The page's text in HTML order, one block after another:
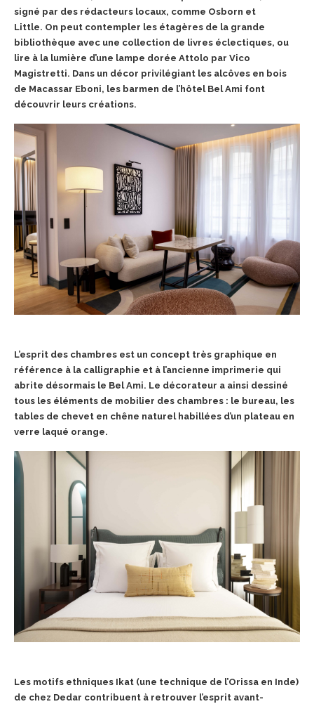
signé par des rédacteurs locaux, comme Osborn et
Little. On peut contempler les étagères de la grande
bibliothèque avec une collection de livres éclectiques, ou
lire à la lumière d’une lampe dorée Attolo par Vico
Magistretti. Dans un décor privilégiant les alcôves en bois
de Macassar Eboni, les barmen de l’hôtel Bel Ami font
découvrir leurs créations.
L’esprit des chambres est un concept très graphique en
référence à la calligraphie et à l’ancienne imprimerie qui
abrite désormais le Bel Ami. Le décorateur a ainsi dessiné
tous les éléments de mobilier des chambres : le bureau, les
tables de chevet en chêne naturel habillées d’un plateau en
verre laqué orange.
Les motifs ethniques Ikat (une technique de l’Orissa en Inde)
de chez Dedar contribuent à retrouver l’esprit avant-